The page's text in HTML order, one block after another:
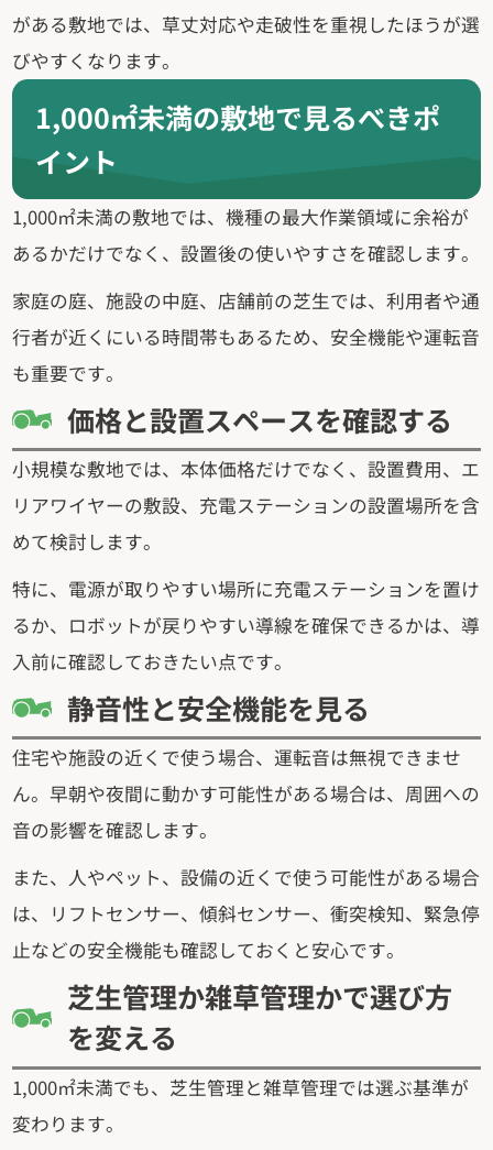
がある敷地では、草丈対応や走破性を重視したほうが選
びやすくなります。
1,000㎡未満の敷地で見るべきポ
イント
1,000㎡未満の敷地では、機種の最大作業領域に余裕が
あるかだけでなく、設置後の使いやすさを確認します。
家庭の庭、施設の中庭、店舗前の芝生では、利用者や通
行者が近くにいる時間帯もあるため、安全機能や運転音
も重要です。
価格と設置スペースを確認する
小規模な敷地では、本体価格だけでなく、設置費用、エ
リアワイヤーの敷設、充電ステーションの設置場所を含
めて検討します。
特に、電源が取りやすい場所に充電ステーションを置け
るか、ロボットが戻りやすい導線を確保できるかは、導
入前に確認しておきたい点です。
静音性と安全機能を見る
住宅や施設の近くで使う場合、運転音は無視できませ
ん。早朝や夜間に動かす可能性がある場合は、周囲への
音の影響を確認します。
また、人やペット、設備の近くで使う可能性がある場合
は、リフトセンサー、傾斜センサー、衝突検知、緊急停
止などの安全機能も確認しておくと安心です。
芝生管理か雑草管理かで選び方
を変える
1,000㎡未満でも、芝生管理と雑草管理では選ぶ基準が
変わります。